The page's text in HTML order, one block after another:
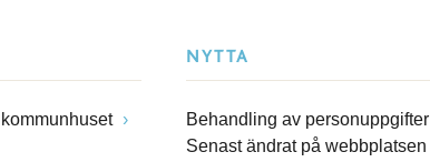
NYTTA
Behandling av personuppgifter
Senast ändrat på webbplatsen